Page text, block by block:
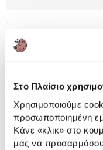
Στο Πλαίσιο
Χρησιμοποιούμε
προσωποποιημένη
Κάνε «κλικ» στο
μας να
Αναλυτική
παρουσίαση
Αναλυτική παρουσίαση
προϊόντος
Αξιολογήσεις
Αξιολογήσεις